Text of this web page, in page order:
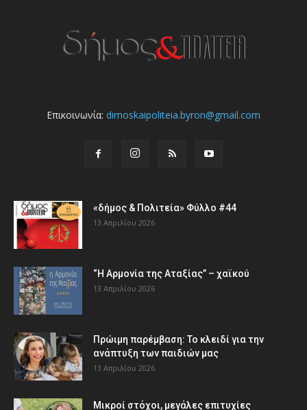
Επικοινωνία: dimoskaipoliteia.byron@gmail.com
«δήμος & Πολιτεία» Φύλλο #44
13 Απριλίου 2026
“Η Αρμονία της Αταξίας” – χαϊκού
13 Απριλίου 2026
Πρώιμη παρέμβαση: Το κλειδί για την
ανάπτυξη των παιδιών µας
13 Απριλίου 2026
Μικροί στόχοι, μεγάλες επιτυχίες